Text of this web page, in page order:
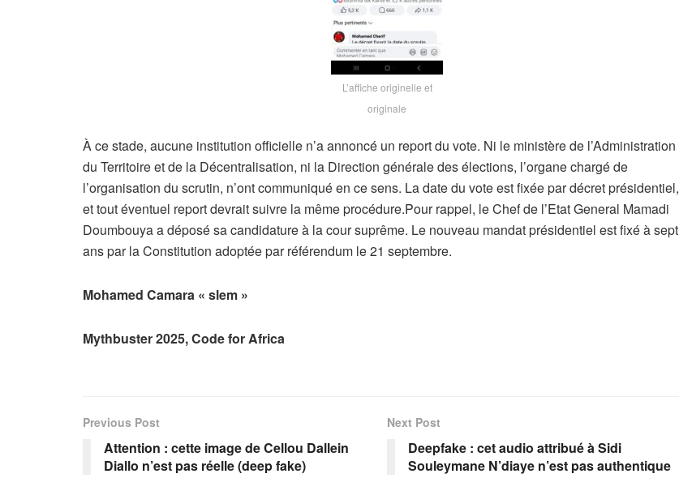
L’affiche originelle et
originale
À ce stade, aucune institution officielle n’a annoncé un report du vote. Ni le ministère de l’Administration
du Territoire et de la Décentralisation, ni la Direction générale des élections, l’organe chargé de
l’organisation du scrutin, n’ont communiqué en ce sens. La date du vote est fixée par décret présidentiel,
et tout éventuel report devrait suivre la même procédure.Pour rappel, le Chef de l’Etat General Mamadi
Doumbouya a déposé sa candidature à la cour suprême. Le nouveau mandat présidentiel est fixé à sept
ans par la Constitution adoptée par référendum le 21 septembre.
Mohamed Camara « slem »
Mythbuster 2025, Code for Africa
Previous Post
Attention : cette image de Cellou Dallein
Diallo n’est pas réelle (deep fake)
Next Post
Deepfake : cet audio attribué à Sidi
Souleymane N’diaye n’est pas authentique